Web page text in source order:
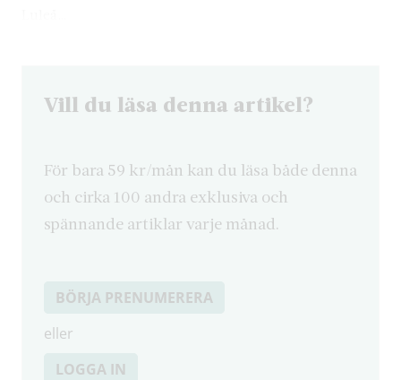
Vill du läsa denna artikel?
För bara 59 kr/mån kan du läsa både denna
och cirka 100 andra exklusiva och
spännande artiklar varje månad.
BÖRJA PRENUMERERA
eller
LOGGA IN